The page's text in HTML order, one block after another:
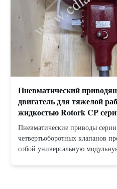
Пневматический
двигатель для тяжелой
жидкостью Rotork CP
Пневматические приводы
четвертьоборотных клапанов
собой универсальную